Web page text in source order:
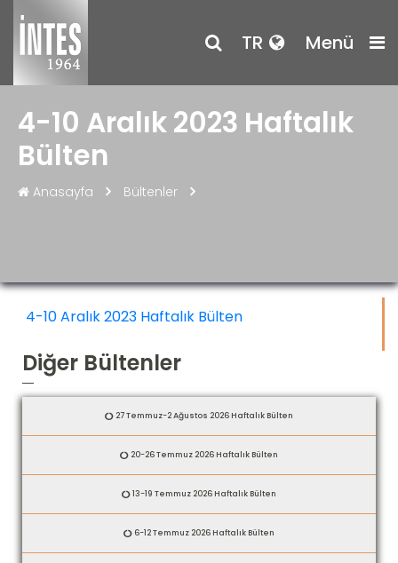
TR Menü
4-10 Aralık 2023 Haftalık
Bülten
Anasayfa Bültenler
4-10 Aralık 2023 Haftalık Bülten
Diğer Bültenler
27 Temmuz-2 Ağustos 2026 Haftalık Bülten
20-26 Temmuz 2026 Haftalık Bülten
13-19 Temmuz 2026 Haftalık Bülten
6-12 Temmuz 2026 Haftalık Bülten